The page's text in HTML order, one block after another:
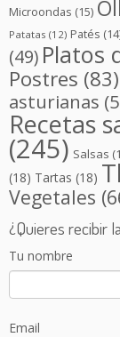
Microondas (15)
Patatas (12) Patés
(49) Platos
Postres (83)
asturianas
Recetas
(245) Salsas
(18) Tartas (18)
Vegetales
¿Quieres recibir
Tu nombre
Email